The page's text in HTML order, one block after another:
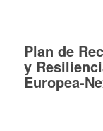
Plan de
y
Europea-